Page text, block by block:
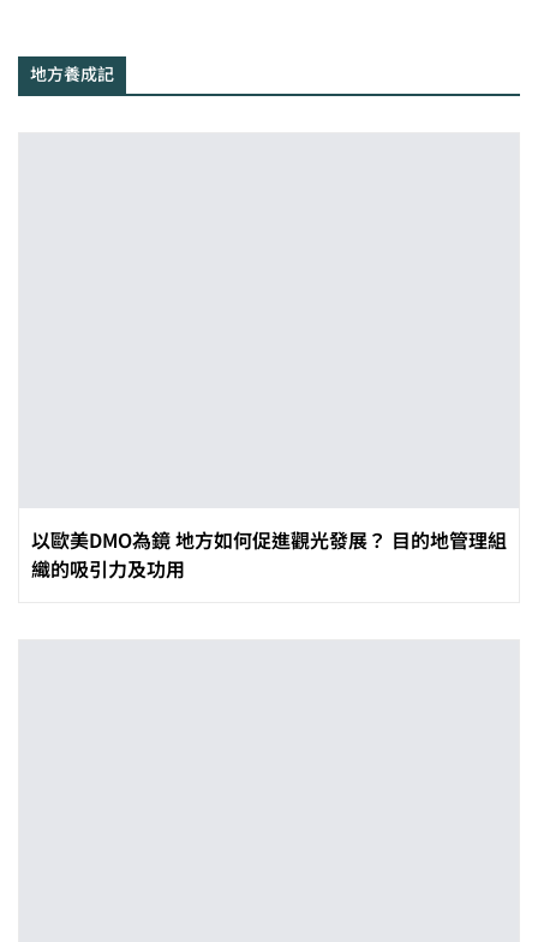
地方養成記
以歐美DMO為鏡 地方如何促進觀光發展？ 目的地管理組
織的吸引力及功用